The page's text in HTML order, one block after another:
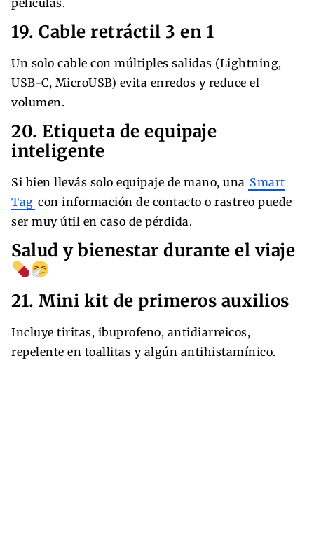
19. Cable retráctil 3 en 1
Un solo cable con múltiples salidas (Lightning,
USB-C, MicroUSB) evita enredos y reduce el
volumen.
20. Etiqueta de equipaje
inteligente
Si bien llevás solo equipaje de mano, una Smart
Tag con información de contacto o rastreo puede
ser muy útil en caso de pérdida.
Salud y bienestar durante el viaje
21. Mini kit de primeros auxilios
Incluye tiritas, ibuprofeno, antidiarreicos,
repelente en toallitas y algún antihistamínico.